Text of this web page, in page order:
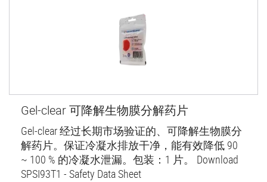
Gel-clear 可降解生物膜分解药片
Gel-clear 经过长期市场验证的、可降解生物膜分
解药片。保证冷凝水排放干净，能有效降低 90
~ 100 % 的冷凝水泄漏。包装：1 片。 Download
SPSI93T1 - Safety Data Sheet